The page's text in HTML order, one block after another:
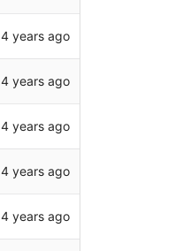
4 years ago
4 years ago
4 years ago
4 years ago
4 years ago